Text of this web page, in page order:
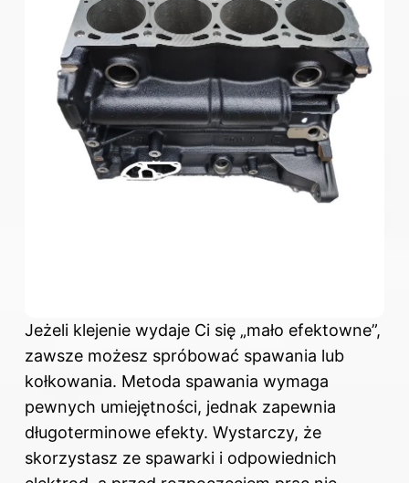
Jeżeli klejenie wydaje Ci się „mało efektowne”,
zawsze możesz spróbować spawania lub
kołkowania. Metoda spawania wymaga
pewnych umiejętności, jednak zapewnia
długoterminowe efekty. Wystarczy, że
skorzystasz ze spawarki i odpowiednich